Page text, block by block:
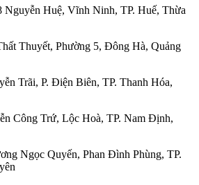
Nguyễn Huệ, Vĩnh Ninh, TP. Huế, Thừa
Thuyết, Phường 5, Đông Hà, Quảng
Trãi, P. Điện Biên, TP. Thanh Hóa,
Công Trứ, Lộc Hoà, TP. Nam Định,
Ngọc Quyến, Phan Đình Phùng, TP.